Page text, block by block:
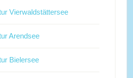
Vierwaldstättersee
Arendsee
Bielersee